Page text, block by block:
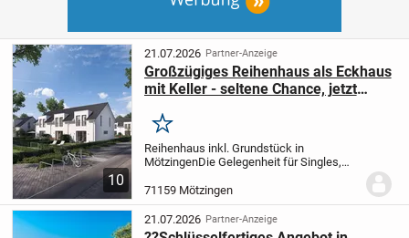
10
21.07.2026 Partner-Anzeige
Großzügiges Reihenhaus als Eckhaus
mit Keller - seltene Chance, jetzt
Merken
Reihenhaus inkl. Grundstück in
MötzingenDie Gelegenheit für Singles,
inkl. Bauplatz. Für Macher die den
Innenausbau selbst in die Hand nehmen
oder fertig...
71159 Mötzingen
21.07.2026 Partner-Anzeige